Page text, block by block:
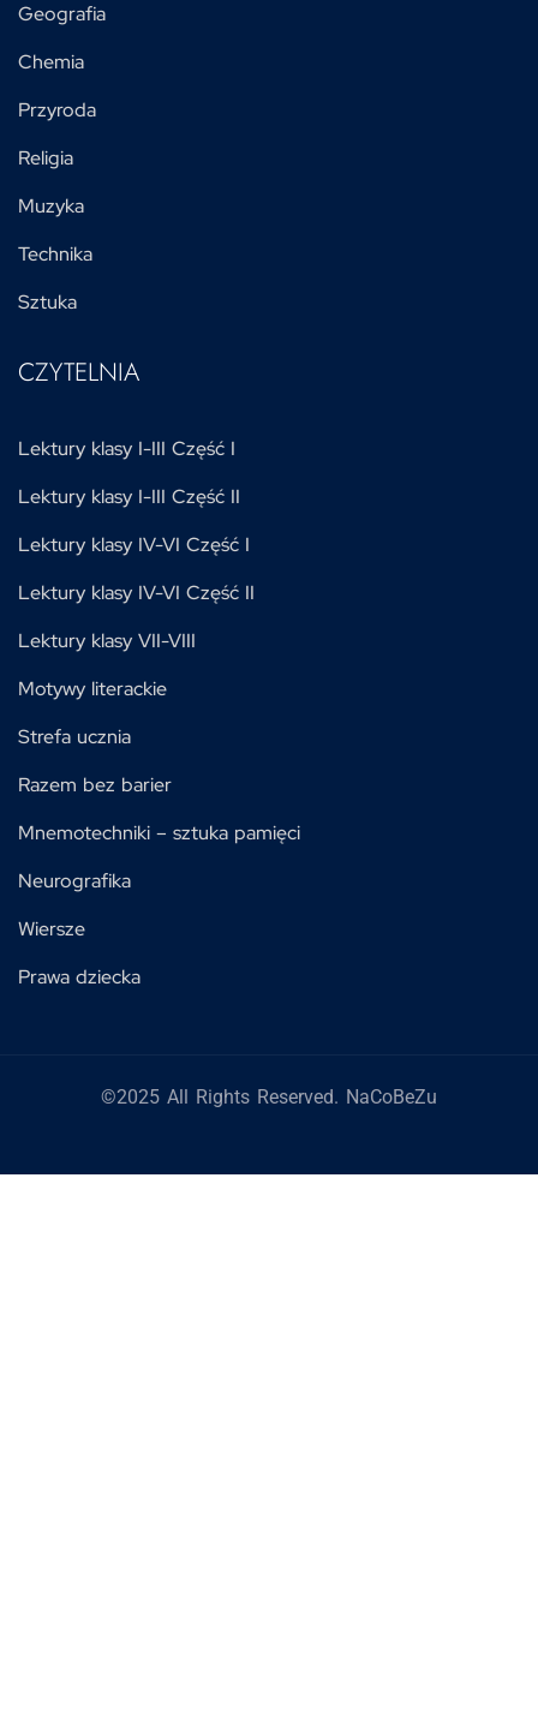
Geografia
Chemia
Przyroda
Religia
Muzyka
Technika
Sztuka
CZYTELNIA
Lektury klasy I-III Część I
Lektury klasy I-III Część II
Lektury klasy IV-VI Część I
Lektury klasy IV-VI Część II
Lektury klasy VII-VIII
Motywy literackie
Strefa ucznia
Razem bez barier
Mnemotechniki – sztuka pamięci
Neurografika
Wiersze
Prawa dziecka
©2025 All Rights Reserved. NaCoBeZu